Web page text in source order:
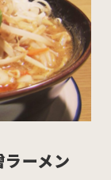
ーメン